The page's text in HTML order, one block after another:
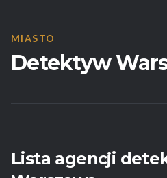
MIASTO
Detektyw
Lista agencji